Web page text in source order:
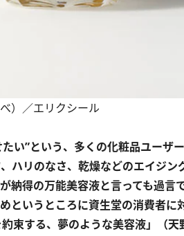
）／エリクシール
い”という、多くの化粧品ユー
ハリのなさ、乾燥などのエイジン
得の万能美容液と言っても過言
いうところに資生堂の消費者に
束する、夢のような美容液」（天